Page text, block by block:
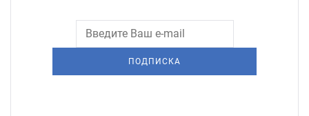
ПОДПИСКА